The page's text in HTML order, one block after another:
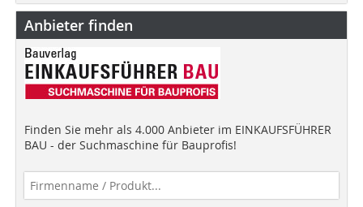
Anbieter finden
Finden Sie mehr als 4.000 Anbieter im EINKAUFSFÜHRER
BAU - der Suchmaschine für Bauprofis!